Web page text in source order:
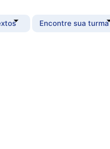
Encontre sua turma